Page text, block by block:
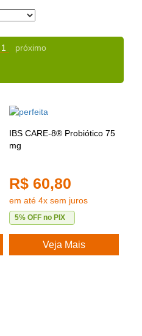
1 próximo
IBS CARE-8® Probiótico 75
mg
R$ 60,80
em até 4x sem juros
5% OFF no PIX
Veja Mais